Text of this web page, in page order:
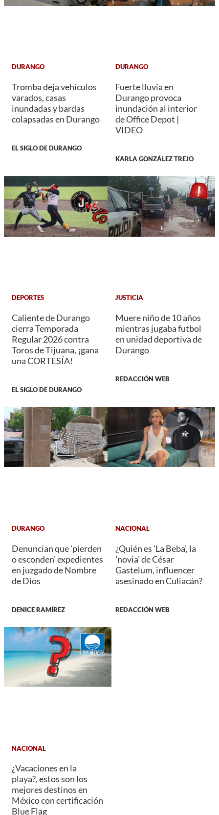
DURANGO
Tromba deja vehículos
varados, casas
inundadas y bardas
colapsadas en Durango
EL SIGLO DE DURANGO
DURANGO
Fuerte lluvia en
Durango provoca
inundación al interior
de Office Depot |
VIDEO
KARLA GONZÁLEZ TREJO
DEPORTES
Caliente de Durango
cierra Temporada
Regular 2026 contra
Toros de Tijuana, ¡gana
una CORTESÍA!
EL SIGLO DE DURANGO
JUSTICIA
Muere niño de 10 años
mientras jugaba futbol
en unidad deportiva de
Durango
REDACCIÓN WEB
DURANGO
Denuncian que 'pierden
o esconden' expedientes
en juzgado de Nombre
de Dios
DENICE RAMÍREZ
NACIONAL
¿Quién es 'La Beba', la
'novia' de César
Gastelum, influencer
asesinado en Culiacán?
REDACCIÓN WEB
NACIONAL
¿Vacaciones en la
playa?, estos son los
mejores destinos en
México con certificación
Blue Flag